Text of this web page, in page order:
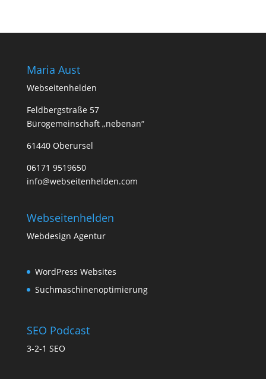
Maria Aust
Webseitenhelden
Feldbergstraße 57
Bürogemeinschaft „nebenan“
61440 Oberursel
06171 9519650
info@webseitenhelden.com
Webseitenhelden
Webdesign Agentur
WordPress Websites
Suchmaschinenoptimierung
SEO Podcast
3-2-1 SEO